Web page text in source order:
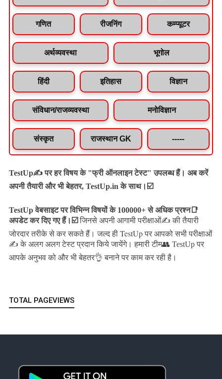
गणित रीजनिंग कम्प्यूटर
अर्थव्यवस्था भूगोल
हिंदी इतिहास विज्ञान
संविधान/राजव्यवस्था मनोविज्ञान
संस्कृत राजस्थान GK -----
TestUp✍️ पर हर विषय के "फ्री ऑनलाइन टेस्ट" उपलब्ध हैं। अब करें
अपनी तैयारी और भी बेहतर, TestUp.in के साथ।☑️
TestUp वेबसाइट पर विभिन्न विषयों के 100000+ से अधिक प्रश्न📑
अपडेट कर दिए गए हैं। ☑️ जिनसे अपनी आगामी परीक्षाओं✍️ की तैयारी
जोरदार तरीके से कर सकते हैं।जल्द ही TestUp पर आपको सभी परीक्षाओं
✍️ के अलग अलग टेस्ट प्रदान किये जायेंगे। हमारी टीम👥 TestUp पर
आपके अनुभव को और भी बेहतर👌 बनाने पर काम कर रही है।
TOTAL PAGEVIEWS